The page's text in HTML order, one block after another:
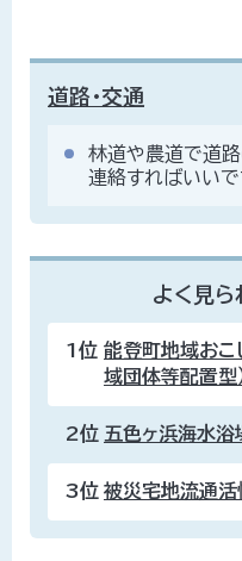
道路・交通
林道や農道で道
連絡すればいいで
よく見ら
1位 能登町地域おこ
域団体等配置型
2位 五色ヶ浜海水浴
3位 被災宅地流通